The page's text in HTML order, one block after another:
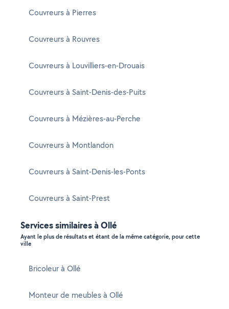
Couvreurs à Pierres
Couvreurs à Rouvres
Couvreurs à Louvilliers-en-Drouais
Couvreurs à Saint-Denis-des-Puits
Couvreurs à Mézières-au-Perche
Couvreurs à Montlandon
Couvreurs à Saint-Denis-les-Ponts
Couvreurs à Saint-Prest
Services similaires à Ollé
Ayant le plus de résultats et étant de la même catégorie, pour cette
ville
Bricoleur à Ollé
Monteur de meubles à Ollé